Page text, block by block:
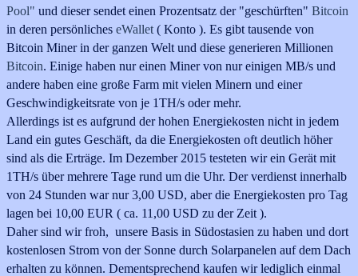
Pool" und dieser sendet einen Prozentsatz der "geschürften" Bitcoin
in deren persönliches eWallet ( Konto ). Es gibt tausende von
Bitcoin Miner in der ganzen Welt und diese generieren Millionen
Bitcoin. Einige haben nur einen Miner von nur einigen MB/s und
andere haben eine große Farm mit vielen Minern und einer
Geschwindigkeitsrate von je 1TH/s oder mehr.
Allerdings ist es aufgrund der hohen Energiekosten nicht in jedem
Land ein gutes Geschäft, da die Energiekosten oft deutlich höher
sind als die Erträge. Im Dezember 2015 testeten wir ein Gerät mit
1TH/s über mehrere Tage rund um die Uhr. Der verdienst innerhalb
von 24 Stunden war nur 3,00 USD, aber die Energiekosten pro Tag
lagen bei 10,00 EUR ( ca. 11,00 USD zu der Zeit ).
Daher sind wir froh, unsere Basis in Südostasien zu haben und dort
kostenlosen Strom von der Sonne durch Solarpanelen auf dem Dach
erhalten zu können. Dementsprechend kaufen wir lediglich einmal